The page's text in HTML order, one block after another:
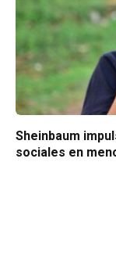
Sheinbaum
sociales en